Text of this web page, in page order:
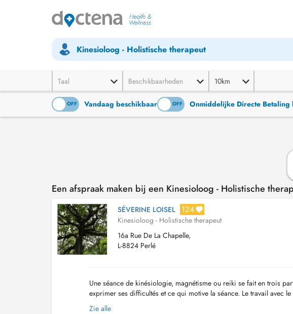
Kinesioloog - Holistische therapeut
Taal Beschikbaarheden 10km
OFF Vandaag beschikbaar
ON OFF Onmiddelijke Directe Betaling
Een afspraak maken bij een Kinesioloog - Holistische
SÉVERINE LOISEL 124
Kinesioloog - Holistische therapeut
16a Rue De La Chapelle,
L-8824 Perlé
Une séance de kinésiologie, magnétisme ou reiki se fait en trois
exprimer ses difficultés et ce qui motive la séance. Le travail avec
fait pour constater ensemble comment se ...
Zie alle